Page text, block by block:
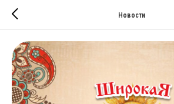
Новости